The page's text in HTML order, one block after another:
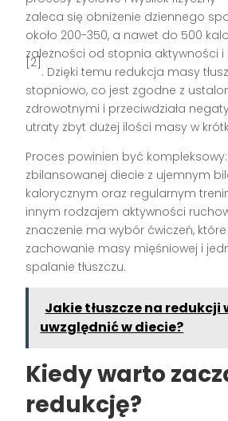
zaleca się obniżenie dziennego
około 200-350, a nawet do 500
zależności od stopnia aktywności i
[2]
. Dzięki temu redukcja masy
stopniowo, co jest zgodne z
zdrowotnymi i przeciwdziała
utraty zbyt dużej ilości masy w
Proces powinien być
zbilansowanej diecie z ujemnym
kalorycznym oraz regularnym
innym rodzajem aktywności
znaczenie ma wybór ćwiczeń,
zachowanie masy mięśniowej i
spalanie tłuszczu.
Jakie tłuszcze na redukcji
uwzględnić w diecie?
Kiedy warto
redukcję?